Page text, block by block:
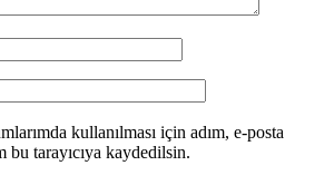
kullanılması için adım, e-posta
bu tarayıcıya kaydedilsin.